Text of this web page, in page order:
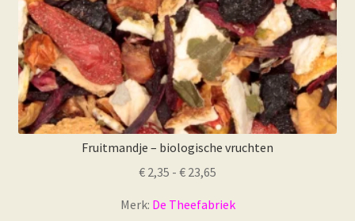
Fruitmandje – biologische vruchten
€ 2,35 - € 23,65
tot
Merk: De Theefabriek